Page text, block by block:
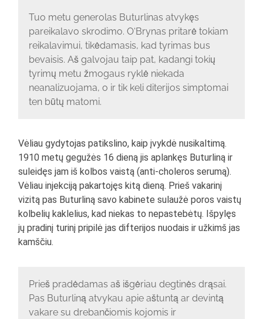
Tuo metu generolas Buturlinas atvykęs
pareikalavo skrodimo. O‘Brynas pritarė tokiam
reikalavimui, tikėdamasis, kad tyrimas bus
bevaisis. Aš galvojau taip pat, kadangi tokių
tyrimų metu žmogaus ryklė niekada
neanalizuojama, o ir tik keli diterijos simptomai
ten būtų matomi.
Vėliau gydytojas patikslino, kaip įvykdė nusikaltimą.
1910 metų gegužės 16 dieną jis aplankęs Buturliną ir
suleidęs jam iš kolbos vaistą (anti-choleros serumą).
Vėliau injekciją pakartojęs kitą dieną. Prieš vakarinį
vizitą pas Buturliną savo kabinete sulaužė poros vaistų
kolbelių kaklelius, kad niekas to nepastebėtų. Išpylęs
jų pradinį turinį pripilė jas difterijos nuodais ir užkimš jas
kamščiu.
Prieš pradėdamas aš išgėriau degtinės drąsai.
Pas Buturliną atvykau apie aštuntą ar devintą
vakare su drebančiomis kojomis ir